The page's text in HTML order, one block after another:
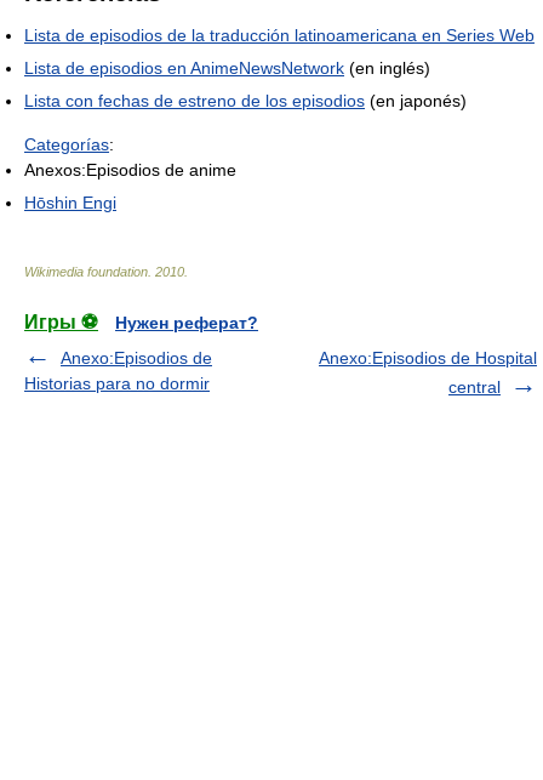
Lista de episodios de la traducción latinoamericana en Series Web
Lista de episodios en AnimeNewsNetwork (en inglés)
Lista con fechas de estreno de los episodios (en japonés)
Categorías:
Anexos:Episodios de anime
Hōshin Engi
Wikimedia foundation 2010
Игры ⚽
Нужен реферат?
Anexo:Episodios de
Historias para no dormir
Anexo:Episodios de Hospital
central